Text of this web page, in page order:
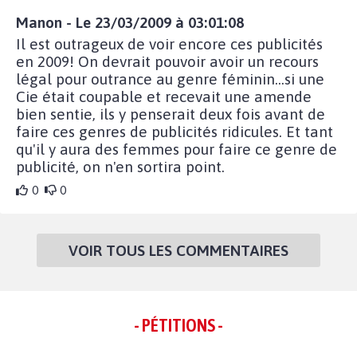
Manon - Le 23/03/2009 à 03:01:08
Il est outrageux de voir encore ces publicités
en 2009! On devrait pouvoir avoir un recours
légal pour outrance au genre féminin...si une
Cie était coupable et recevait une amende
bien sentie, ils y penserait deux fois avant de
faire ces genres de publicités ridicules. Et tant
qu'il y aura des femmes pour faire ce genre de
publicité, on n'en sortira point.
0 0
VOIR TOUS LES COMMENTAIRES
- PÉTITIONS -